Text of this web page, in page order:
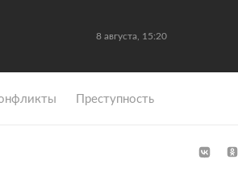
8 августа, 15:20
Преступность